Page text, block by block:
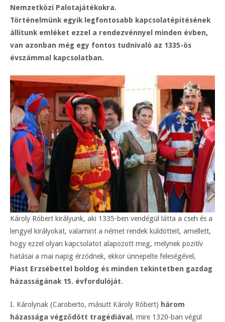
Nemzetközi Palotajátékokra.
Történelmünk egyik legfontosabb kapcsolatépítésének
állítunk emléket ezzel a rendezvénnyel minden évben,
van azonban még egy fontos tudnivaló az 1335-ös
évszámmal kapcsolatban.
Károly Róbert királyunk, aki 1335-ben vendégül látta a cseh és a
lengyel királyokat, valamint a német rendek küldötteit, amellett,
hogy ezzel olyan kapcsolatot alapozott meg, melynek pozitív
hatásai a mai napig érződnek, ekkor ünnepelte feleségével,
Piast Erzsébettel boldog és minden tekintetben gazdag
házasságának 15. évfordulóját.
I. Károlynak (Caroberto, másutt Károly Róbert) három
házassága végződött tragédiával , mire 1320-ban végül